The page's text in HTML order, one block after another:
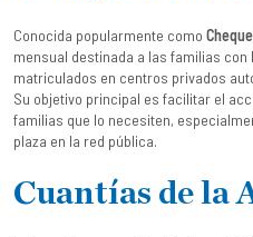
Conocida popularmente como
mensual destinada a las familias con
matriculados en centros privados
Su objetivo principal es facilitar el
familias que lo necesiten,
plaza en la red pública.
Cuantías de la